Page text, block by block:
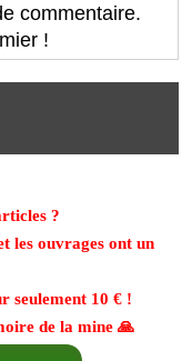
?
les ouvrages ont un
seulement 10 €!
de la mine 🙏
commentaire.
!